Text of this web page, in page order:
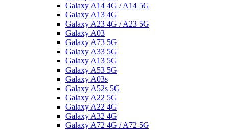
Galaxy A14 4G / A14 5G
Galaxy A13 4G
Galaxy A23 4G / A23 5G
Galaxy A03
Galaxy A73 5G
Galaxy A33 5G
Galaxy A13 5G
Galaxy A53 5G
Galaxy A03s
Galaxy A52s 5G
Galaxy A22 5G
Galaxy A22 4G
Galaxy A32 4G
Galaxy A72 4G / A72 5G